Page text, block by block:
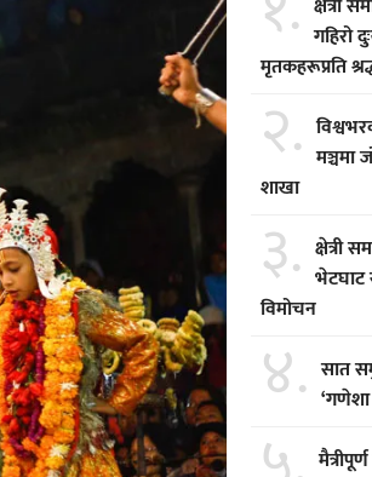
क्षेत्री
गहिरो
मृतकहरूप्रति
२. मञ्चमा
शाखा
३. क्षेत्री
भेटघाट
विमोचन
४. सात
‘गणेशा